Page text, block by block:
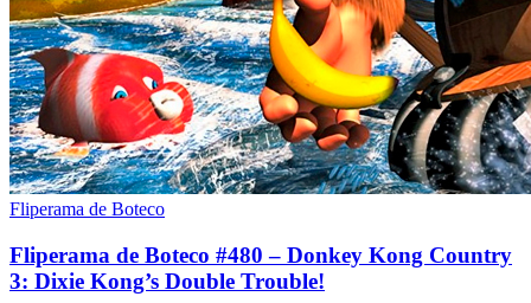
Fliperama de Boteco
Fliperama de Boteco #480 – Donkey Kong Country
3: Dixie Kong’s Double Trouble!